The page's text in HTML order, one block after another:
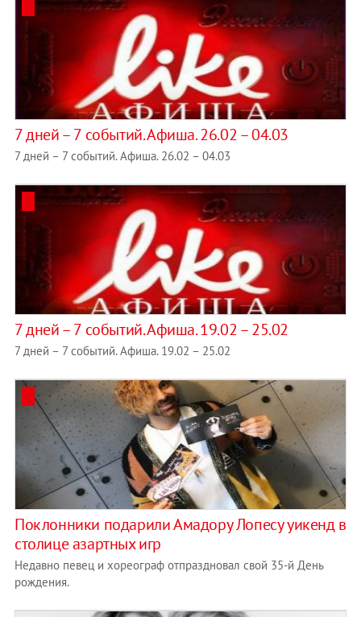
7 дней – 7 событий. Афиша. 26.02 – 04.03
7 дней – 7 событий. Афиша. 26.02 – 04.03
7 дней – 7 событий. Афиша. 19.02 – 25.02
7 дней – 7 событий. Афиша. 19.02 – 25.02
​Поклонники подарили Амадору Лопесу уикенд в
столице азартных игр
Недавно певец и хореограф отпраздновал свой 35-й День
рождения.